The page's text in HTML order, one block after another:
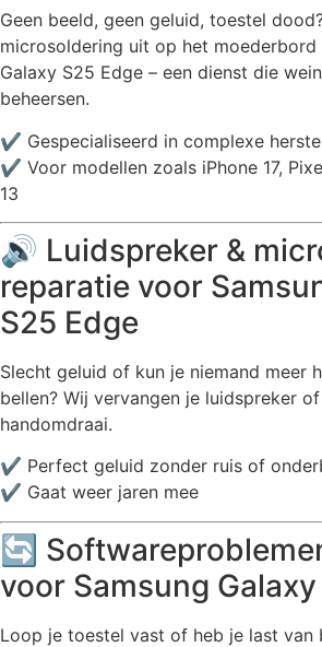
Geen beeld, geen geluid, toestel
microsoldering uit op het moederbord
Galaxy S25 Edge – een dienst die
beheersen.
✔️ Gespecialiseerd in complexe
✔️ Voor modellen zoals iPhone 17,
13
🔊 Luidspreker &
reparatie voor
S25 Edge
Slecht geluid of kun je niemand meer
bellen? Wij vervangen je luidspreker
handomdraai.
✔️ Perfect geluid zonder ruis of
✔️ Gaat weer jaren mee
🔄
voor Samsung
Loop je toestel vast of heb je last van